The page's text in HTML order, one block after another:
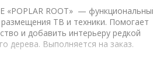
«POPLAR ROOT» —
ТВ и техники. Помогает
и добавить интерьеру редкой
дерева. Выполняется на заказ.
Корпус, ручки и основание